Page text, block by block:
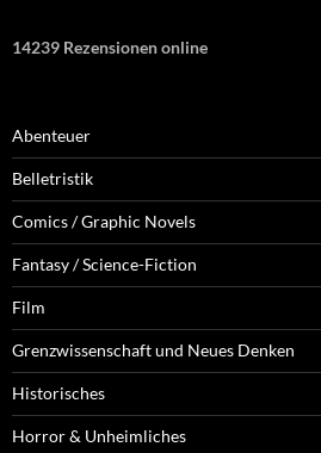
14239 Rezensionen online
Abenteuer
Belletristik
Comics / Graphic Novels
Fantasy / Science-Fiction
Film
Grenzwissenschaft und Neues Denken
Historisches
Horror & Unheimliches